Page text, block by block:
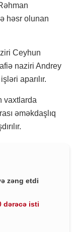
həsr olunan
Ceyhun
naziri Andrey
aparılır.
vaxtlarda
əməkdaşlıq
zəng etdi
dərəcə isti